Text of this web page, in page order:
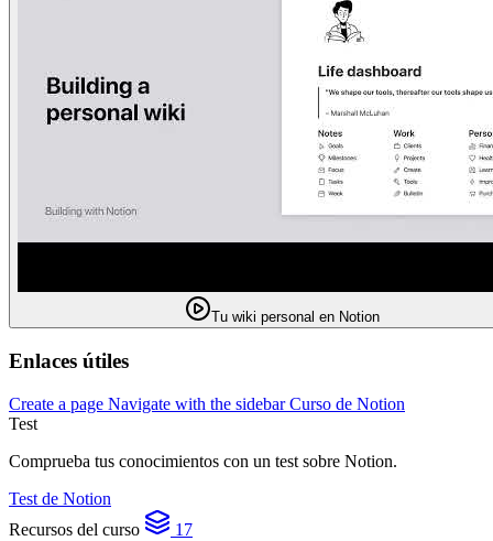
Tu wiki personal en Notion
Enlaces útiles
Create a page Navigate with the sidebarCurso de Notion
Test
Comprueba tus conocimientos con un test sobre Notion.
Test de Notion
Recursos del curso
17